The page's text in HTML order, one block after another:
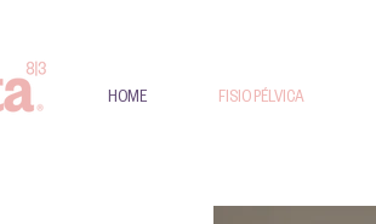
HOME FISIO PÉLVICA